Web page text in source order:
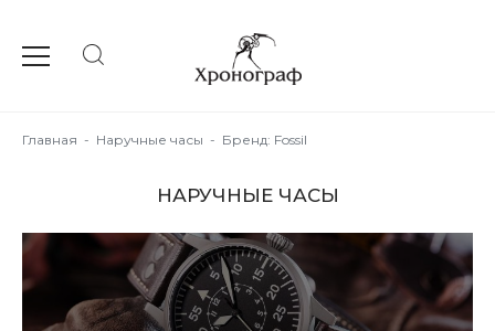
Главная - Наручные часы - Бренд: Fossil
НАРУЧНЫЕ ЧАСЫ